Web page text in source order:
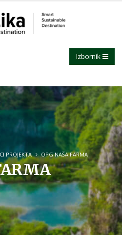
Izbornik
PROJEKTA OPG NAŠA FARMA